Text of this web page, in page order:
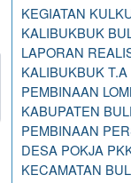
KEGIATAN
KALIBUKBUK
LAPORAN
KALIBUKBUK T.A
PEMBINAAN
KABUPATEN
PEMBINAAN
DESA POKJA
KECAMATAN